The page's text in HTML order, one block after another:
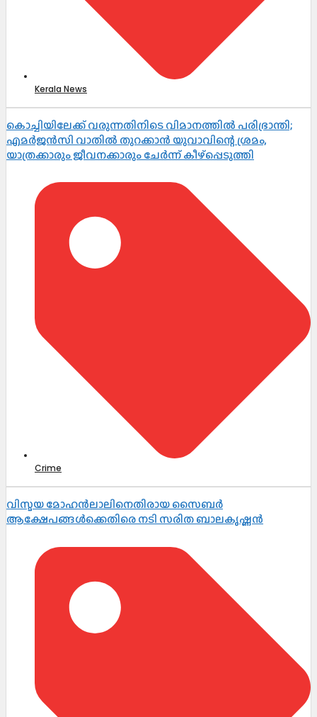
Kerala News
കൊച്ചിയിലേക്ക് വരുന്നതിനിടെ വിമാനത്തിൽ പരിഭ്രാന്തി;
എമർജൻസി വാതിൽ തുറക്കാൻ യുവാവിന്റെ ശ്രമം,
യാത്രക്കാരും ജീവനക്കാരും ചേർന്ന് കീഴ്പ്പെടുത്തി
Crime
വിസ്മയ മോഹൻലാലിനെതിരായ സൈബർ
ആക്ഷേപങ്ങൾക്കെതിരെ നടി സരിത ബാലകൃഷ്ണൻ